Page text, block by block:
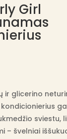
Girl
ir glicerino
sviestu,
– švelniai